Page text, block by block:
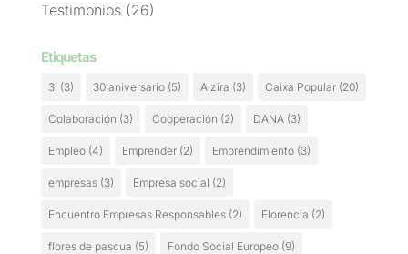
Testimonios(26)
Etiquetas
3i (3) 30 aniversario(5) Alzira (3) Caixa Popular(20)
Colaboración (3) Cooperación (2) DANA(3)
Empleo(4) Emprender(2) Emprendimiento(3)
empresas(3) Empresa social (2)
Encuentro Empresas Responsables(2) Florencia (2)
flores de pascua (5) Fondo Social Europeo(9)